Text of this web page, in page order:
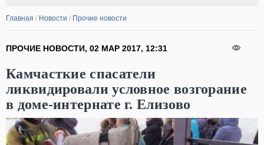
Главная / Новости / Прочие новости
ПРОЧИЕ НОВОСТИ, 02 МАР 2017, 12:31
Камчасткие спасатели
ликвидировали условное возгорание
в доме-интернате г. Елизово